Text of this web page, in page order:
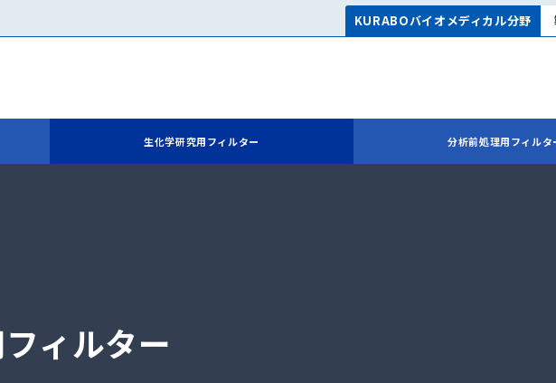
KURABOバイオメディカル分野
生化学研究用フィルター 分析前処理用フィルタ
フィルター